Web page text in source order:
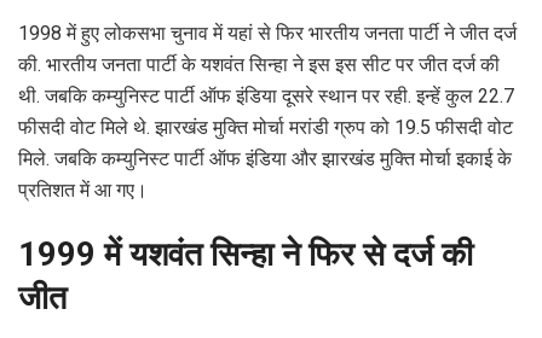
1998 में हुए लोकसभा चुनाव में यहां से फिर भारतीय जनता पार्टी ने जीत दर्ज
की. भारतीय जनता पार्टी के यशवंत सिन्हा ने इस इस सीट पर जीत दर्ज की
थी. जबकि कम्युनिस्ट पार्टी ऑफ इंडिया दूसरे स्थान पर रही. इन्हें कुल 22.7
फीसदी वोट मिले थे. झारखंड मुक्ति मोर्चा मरांडी ग्रुप को 19.5 फीसदी वोट
मिले. जबकि कम्युनिस्ट पार्टी ऑफ इंडिया और झारखंड मुक्ति मोर्चा इकाई के
प्रतिशत में आ गए।
1999 में यशवंत सिन्हा ने फिर से दर्ज की
जीत